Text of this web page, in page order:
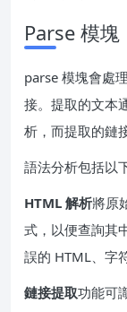
Parse 模塊
parse 模塊會處
接。提取的文本
析，而提取的鏈
語法分析包括以
HTML 解析將原
式，以便查詢其
誤的 HTML、字
鏈接提取功能可